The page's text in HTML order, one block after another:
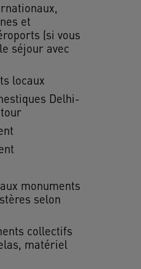
et
(si vous
séjour avec
locaux
Delhi-
monuments
selon
collectifs
matériel